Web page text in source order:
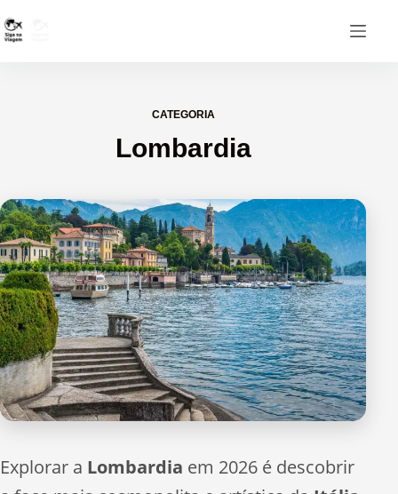
CATEGORIA
Lombardia
Explorar a Lombardia em 2026 é descobrir